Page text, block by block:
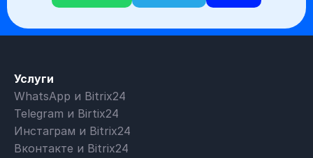
Услуги
WhatsApp и Bitrix24
Telegram и Birtix24
Инстаграм и Bitrix24
Вконтакте и Bitrix24